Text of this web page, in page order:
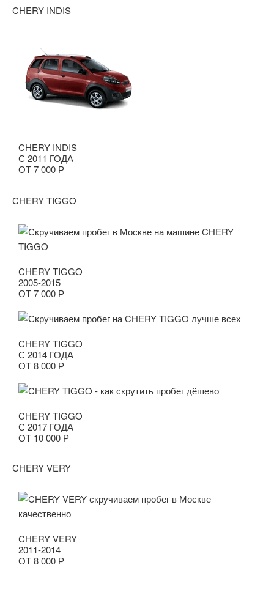
CHERY INDIS
CHERY INDIS
С 2011 ГОДА
ОТ 7 000 Р
CHERY TIGGO
CHERY TIGGO
2005-2015
ОТ 7 000 Р
CHERY TIGGO
С 2014 ГОДА
ОТ 8 000 Р
CHERY TIGGO
С 2017 ГОДА
ОТ 10 000 Р
CHERY VERY
CHERY VERY
2011-2014
ОТ 8 000 Р